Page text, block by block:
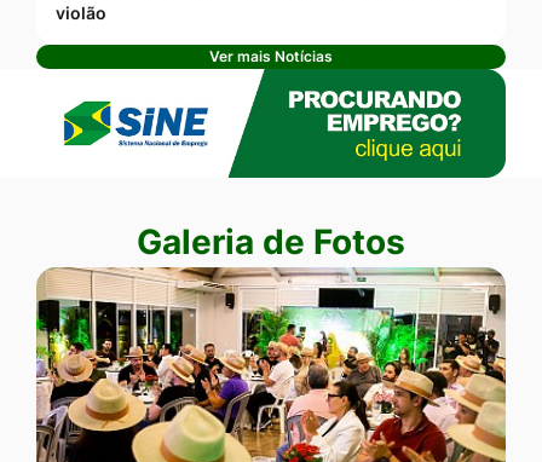
violão
Ver mais Notícias
Seção Galeria de Fotos
Galeria de Fotos